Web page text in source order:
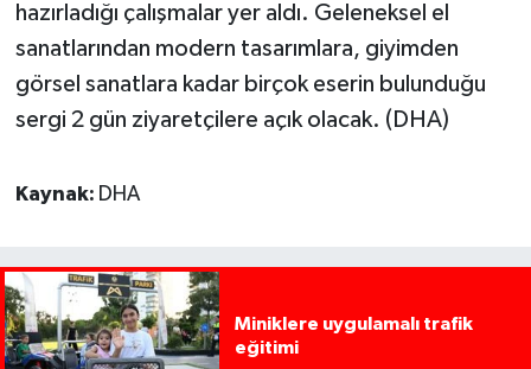
hazırladığı çalışmalar yer aldı. Geleneksel el
sanatlarından modern tasarımlara, giyimden
görsel sanatlara kadar birçok eserin bulunduğu
sergi 2 gün ziyaretçilere açık olacak. (DHA)
Kaynak: DHA
Miniklere uygulamalı trafik
eğitimi